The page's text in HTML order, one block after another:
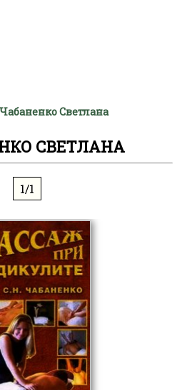
Светлана
СВЕТЛАНА
1/1